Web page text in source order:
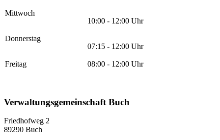
Mittwoch
10:00 - 12:00 Uhr
Donnerstag
07:15 - 12:00 Uhr
Freitag 08:00 - 12:00 Uhr
Verwaltungsgemeinschaft Buch
Friedhofweg 2
89290 Buch